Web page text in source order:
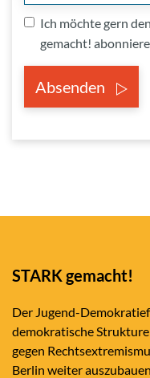
Ich möchte gern
gemacht!
Absenden
STARK gemacht!
Der Jugend-
demokratische
gegen
Berlin weiter